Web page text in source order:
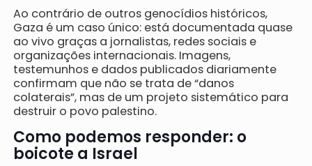
Ao contrário de outros genocídios históricos,
Gaza é um caso único: está documentada quase
ao vivo graças a jornalistas, redes sociais e
organizações internacionais. Imagens,
testemunhos e dados publicados diariamente
confirmam que não se trata de “danos
colaterais”, mas de um projeto sistemático para
destruir o povo palestino.
Como podemos responder: o
boicote a Israel